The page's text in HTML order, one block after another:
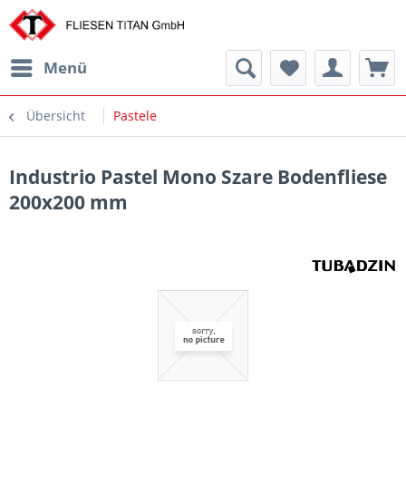
Menü
Übersicht Pastele
Industrio Pastel Mono Szare Bodenfliese
200x200 mm